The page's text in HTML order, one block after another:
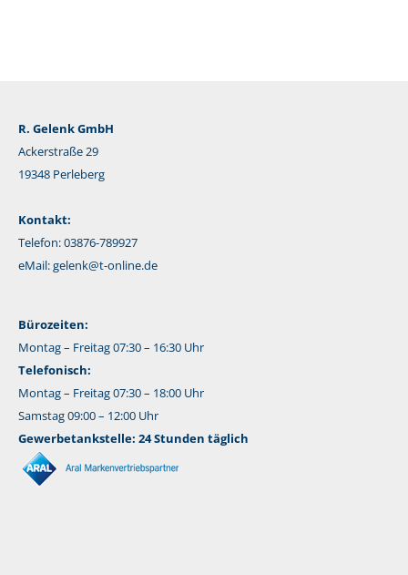
R. Gelenk GmbH
Ackerstraße 29
19348 Perleberg
Kontakt:
Telefon: 03876-789927
eMail:gelenk@t-online.de
Bürozeiten:
Montag – Freitag 07:30 – 16:30 Uhr
Telefonisch:
Montag – Freitag 07:30 – 18:00 Uhr
Samstag 09:00 – 12:00 Uhr
Gewerbetankstelle: 24 Stunden täglich